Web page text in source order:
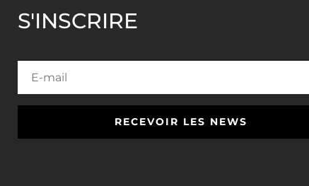
S'INSCRIRE
RECEVOIR LES NEWS